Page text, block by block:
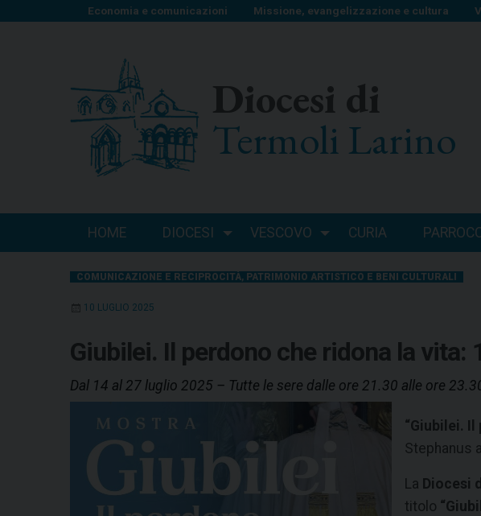
Economia e comunicazioni Missione, evangelizzazione e cultura
Diocesi di
Termoli Larino
HOME DIOCESI VESCOVO CURIA
COMUNICAZIONE E RECIPROCITÀ, PATRIMONIO ARTISTICO E BENI CULTURALI
10 LUGLIO 2025
Giubilei. Il perdono che ridona la
Dal 14 al 27 luglio 2025 – Tutte le sere dalle ore 21.30 alle ore
“Giubilei. Il
Stephanus
La Diocesi
titolo